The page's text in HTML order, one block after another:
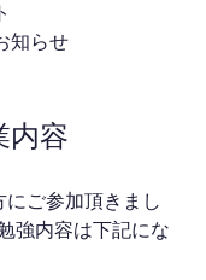
知らせ
内容
ご参加頂きまし
強内容は下記にな